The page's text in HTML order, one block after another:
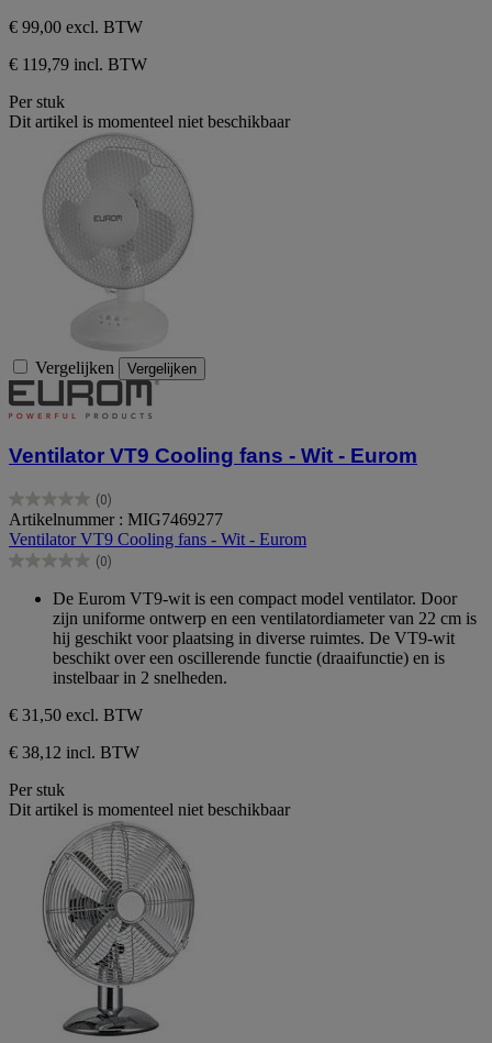
€ 99,00 excl. BTW
€ 119,79 incl. BTW
Per stuk
Dit artikel is momenteel niet beschikbaar
Vergelijken Vergelijken
Ventilator VT9 Cooling fans - Wit - Eurom
(0)
0.0
van
de
5
Artikelnummer : MIG7469277
Ventilator VT9 Cooling fans - Wit - Eurom
(0)
0.0
sterren.
De Eurom VT9-wit is een compact model ventilator. Door
zijn uniforme ontwerp en een ventilatordiameter van 22 cm is
hij geschikt voor plaatsing in diverse ruimtes. De VT9-wit
beschikt over een oscillerende functie (draaifunctie) en is
instelbaar in 2 snelheden.
€ 31,50 excl. BTW
€ 38,12 incl. BTW
Per stuk
Dit artikel is momenteel niet beschikbaar